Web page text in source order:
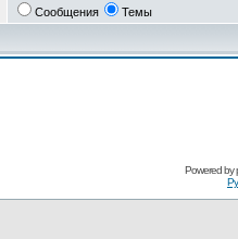
Сообщения Темы
Powered by